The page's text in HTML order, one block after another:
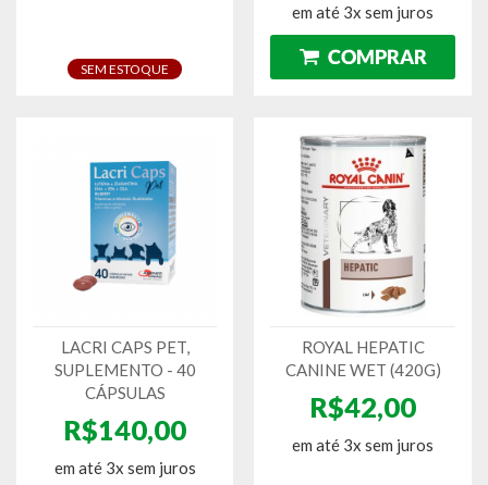
SEM ESTOQUE
em até 3x sem juros
LACRI CAPS PET,
SUPLEMENTO - 40
CÁPSULAS
R$140,00
em até 3x sem juros
ROYAL HEPATIC
CANINE WET (420G)
R$42,00
em até 3x sem juros